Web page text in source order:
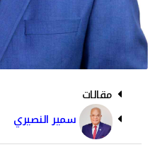
مقالات
سمير النصيري